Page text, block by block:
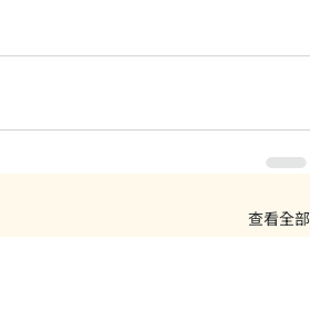
查看全部